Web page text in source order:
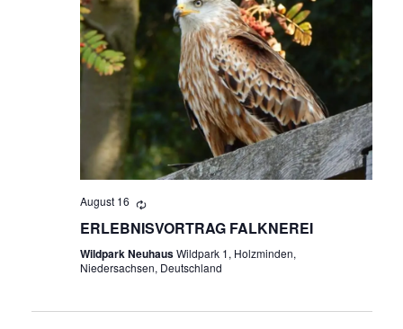
August 16
ERLEBNISVORTRAG FALKNEREI
Wildpark NeuhausWildpark 1, Holzminden,
Niedersachsen, Deutschland